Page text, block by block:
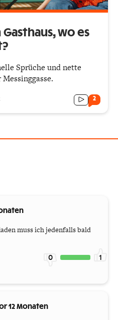
wo es
Sprüche und nette
2
muss ich jedenfalls bald
0 1
12 Monaten